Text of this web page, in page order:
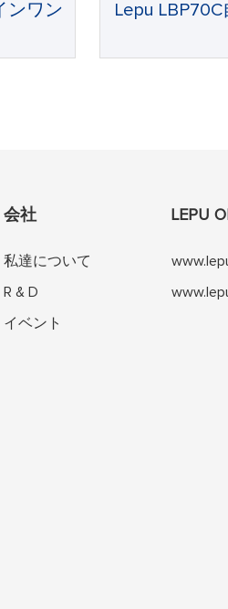
ンワン
Lepu
会社
私達について
R & D
イベント
LEPU